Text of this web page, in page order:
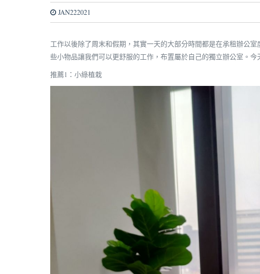
JAN222021
工作以後除了周末和假期，其實一天的大部分時間都是在承租辦公
些小物品讓我們可以更舒服的工作，布置屬於自己的獨立辦公室。
推薦1：小綠植栽